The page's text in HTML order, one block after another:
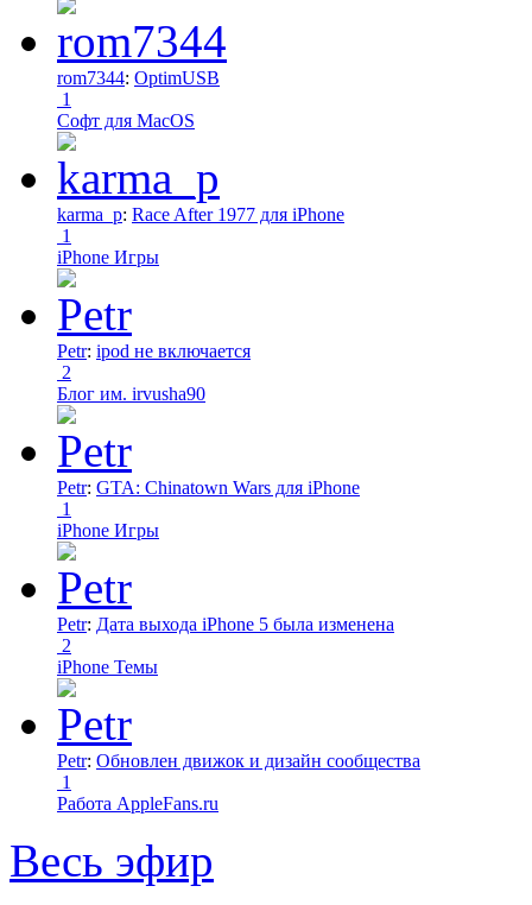
rom7344: OptimUSB
1
Софт для MacOS
karma_p: Race After 1977 для iPhone
1
iPhone Игры
Petr: ipod не включается
2
Блог им. irvusha90
Petr: GTA: Chinatown Wars для iPhone
1
iPhone Игры
Petr: Дата выхода iPhone 5 была изменена
2
iPhone Темы
Petr: Обновлен движок и дизайн сообщества
1
Работа AppleFans.ru
Весь эфир